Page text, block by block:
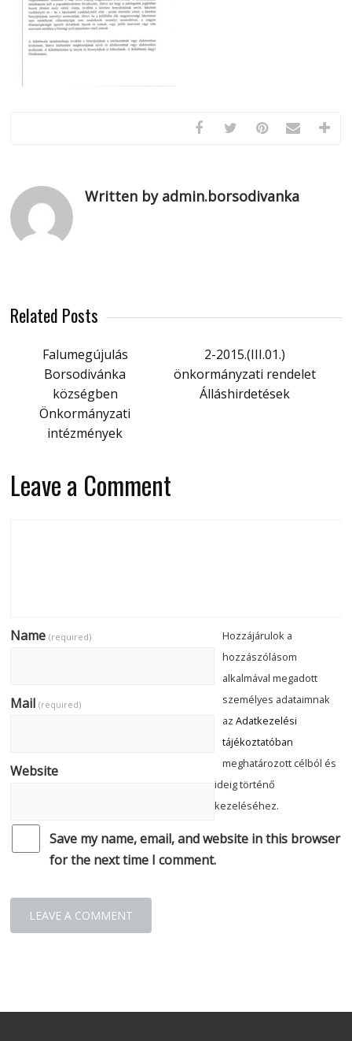
Written by admin.borsodivanka
Related Posts
Falumegújulás
Borsodivánka
községben
2-2015.(III.01.)
önkormányzati rendelet
Álláshirdetések
Önkormányzati
intézmények
Leave a Comment
Name(required)
Mail(required)
Website
Save my name, email, and website in this browser
for the next time I comment.
Hozzájárulok a
hozzászólásom
alkalmával megadott
személyes adataimnak
azAdatkezelési
tájékoztatóban
meghatározott célból és
ideig történő
kezeléséhez.